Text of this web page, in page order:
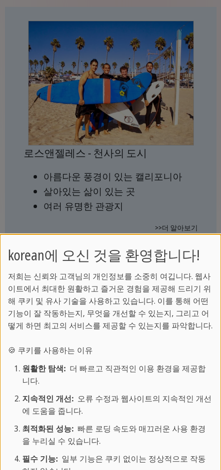
로스앤젤레스 - 천사의 도시
아름다운 풍경이 있는 캘리포니아
살아있는 삶이 있는 곳
여러 유명한 관광지
>>더 알아보기
베이징 - 자금성을 마주한 학교
동양의 전통과 현대가 도시
수많은 문화활동이 가능한 관광지
타이치(Tai Chi) 코스 수강가능
>>더 알아보기
korean에 오신 것을 환영합니다!
저희는 신뢰와 고객님의 개인정보를 소중히 여깁니다. 웹사
이트에서 최대한 원활하고 즐거운 경험을 제공해 드리기 위
해 쿠키 및 유사 기술을 사용하고 있습니다. 이를 통해 어떤
기능이 잘 작동하는지, 무엇을 개선할 수 있는지, 그리고 어
떻게 하면 최고의 서비스를 제공할 수 있는지를 파악합니다.
🍪 쿠키를 사용하는 이유
원활한 탐색:더 빠르고 직관적인 이용 환경을 제공합
니다.
지속적인 개선:오류 수정과 웹사이트의 지속적인 개선
에 도움을 줍니다.
최적화된 성능:빠른 로딩 속도와 매끄러운 사용 환경
을 누리실 수 있습니다.
필수 기능:일부 기능은 쿠키 없이는 정상적으로 작동